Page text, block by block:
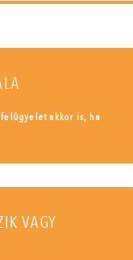
akkor is, ha
VAGY